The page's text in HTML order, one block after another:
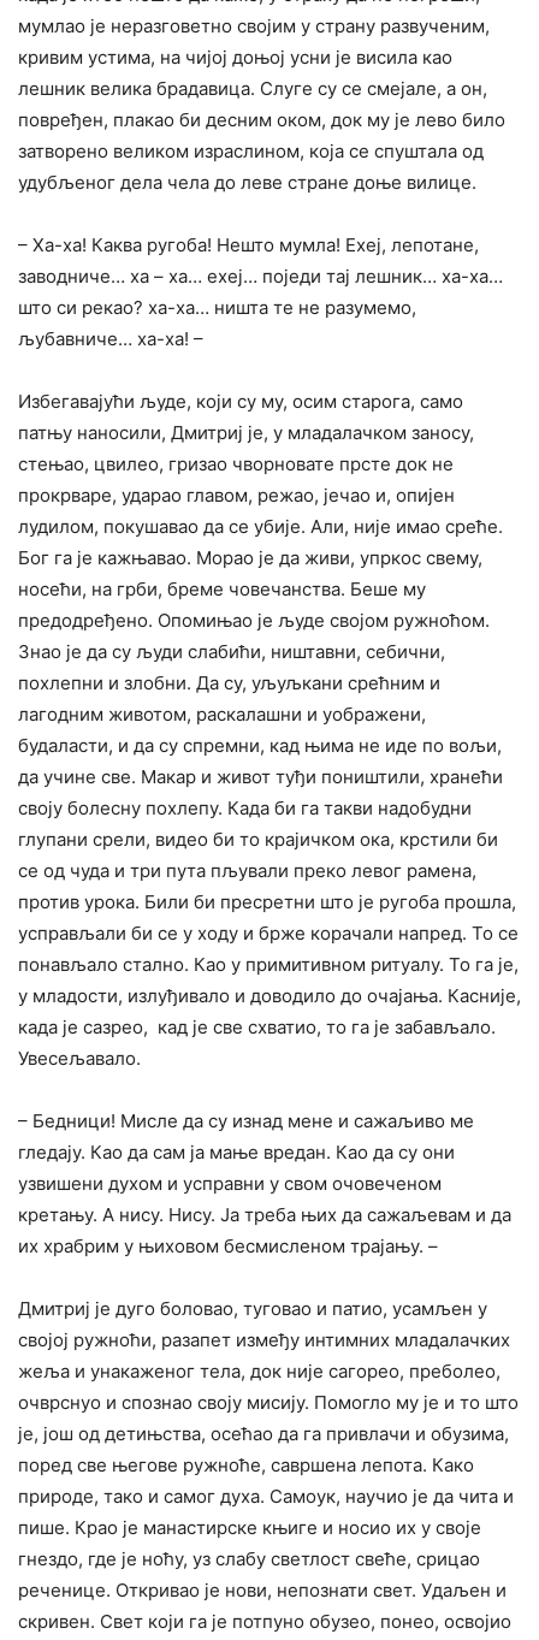
мумлао је неразговетно својим у страну развученим,
кривим устима, на чијој доњој усни је висила као
лешник велика брадавица. Слуге су се смејале, а он,
повређен, плакао би десним оком, док му је лево било
затворено великом израслином, која се спуштала од
удубљеног дела чела до леве стране доње вилице.
– Ха-ха! Каква ругоба! Нешто мумла! Ехеј, лепотане,
заводниче… ха – ха… ехеј… поједи тај лешник… ха-ха…
што си рекао? ха-ха… ништа те не разумемо,
љубавниче… ха-ха! –
Избегавајући људе, који су му, осим старога, само
патњу наносили, Дмитриј је, у младалачком заносу,
стењао, цвилео, гризао чворновате прсте док не
прокрваре, ударао главом, режао, јечао и, опијен
лудилом, покушавао да се убије. Али, није имао среће.
Бог га је кажњавао. Морао је да живи, упркос свему,
носећи, на грби, бреме човечанства. Беше му
предодређено. Опомињао је људе својом ружноћом.
Знао је да су људи слабићи, ништавни, себични,
похлепни и злобни. Да су, уљуљкани срећним и
лагодним животом, раскалашни и уображени,
будаласти, и да су спремни, кад њима не иде по вољи,
да учине све. Макар и живот туђи поништили, хранећи
своју болесну похлепу. Када би га такви надобудни
глупани срели, видео би то крајичком ока, крстили би
се од чуда и три пута пљували преко левог рамена,
против урока. Били би пресретни што је ругоба прошла,
усправљали би се у ходу и брже корачали напред. То се
понављало стално. Као у примитивном ритуалу. То га је,
у младости, излуђивало и доводило до очајања. Касније,
када је сазрео, кад је све схватио, то га је забављало.
Увесељавало.
– Бедници! Мисле да су изнад мене и сажаљиво ме
гледају. Као да сам ја мање вредан. Као да су они
узвишени духом и усправни у свом очовеченом
кретању. А нису. Нису. Ја треба њих да сажаљевам и да
их храбрим у њиховом бесмисленом трајању. –
Дмитриј је дуго боловао, туговао и патио, усамљен у
својој ружноћи, разапет између интимних младалачких
жеља и унакаженог тела, док није сагорео, преболео,
очврснуо и спознао своју мисију. Помогло му је и то што
је, још од детињства, осећао да га привлачи и обузима,
поред све његове ружноће, савршена лепота. Како
природе, тако и самог духа. Самоук, научио је да чита и
пише. Крао је манастирске књиге и носио их у своје
гнездо, где је ноћу, уз слабу светлост свеће, срицао
реченице. Откривао је нови, непознати свет. Удаљен и
скривен. Свет који га је потпуно обузео, понео, освојио